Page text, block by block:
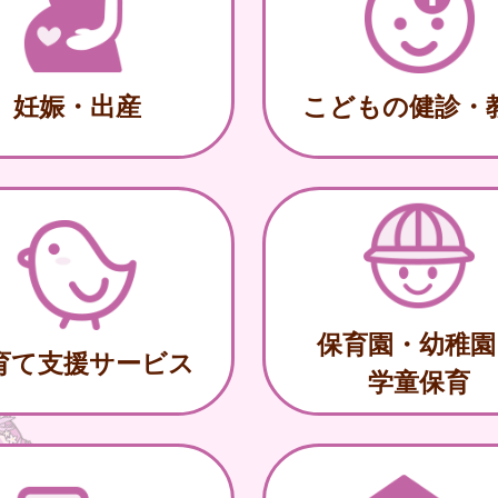
妊娠・出産 こどもの健診・
て支援サービス
保育園・幼稚
学童保育